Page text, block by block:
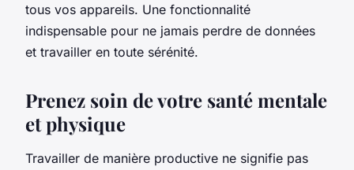
tous vos appareils. Une fonctionnalité
indispensable pour ne jamais perdre de données
et travailler en toute sérénité.
Prenez soin de votre santé mentale
et physique
Travailler de manière productive ne signifie pas